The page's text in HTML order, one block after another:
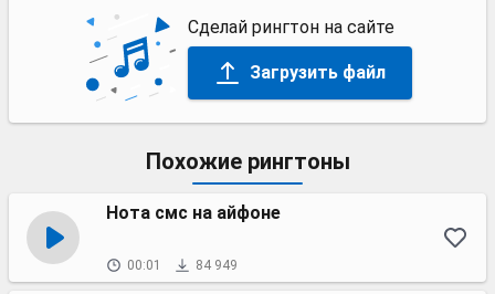
Сделай рингтон на сайте
Загрузить файл
Похожие рингтоны
Нота смс на айфоне
00:01 84 949